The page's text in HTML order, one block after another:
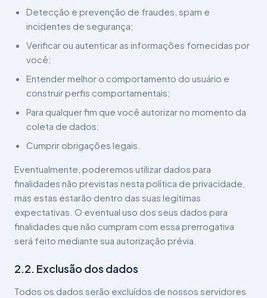
Detecção e prevenção de fraudes, spam e
incidentes de segurança;
Verificar ou autenticar as informações fornecidas por
você;
Entender melhor o comportamento do usuário e
construir perfis comportamentais;
Para qualquer fim que você autorizar no momento da
coleta de dados;
Cumprir obrigações legais.
Eventualmente, poderemos utilizar dados para
finalidades não previstas nesta política de privacidade,
mas estas estarão dentro das suas legítimas
expectativas. O eventual uso dos seus dados para
finalidades que não cumpram com essa prerrogativa
será feito mediante sua autorização prévia.
2.2. Exclusão dos dados
Todos os dados serão excluídos de nossos servidores